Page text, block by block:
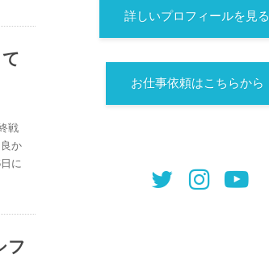
戦
か
に
フ
詳しいプロフィールを見る
お仕事依頼はこちらから